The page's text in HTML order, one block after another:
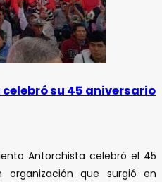
su 45 aniversario
Antorchista celebró el 45
organización que surgió en